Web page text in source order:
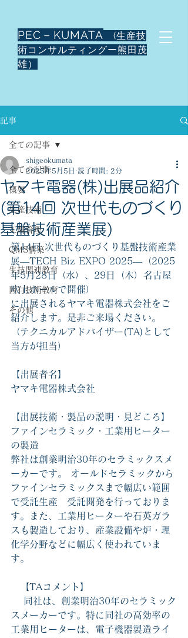
PEC－KUMATA
(生産技
術コンサルティングー熊田茂
雄）
記事
全ての記事
概要
生産技術
工場管理
QMS構築
生技関連教育
固有技術教育
その他
全ての記事
ヤマキ電器(株)出展品紹介
(第14回 次世代ものづくり
基盤技術産業展)
shigeokumata
2025年5月5日
読了時間: 2分
第14回 次世代ものづくり基盤技術産業
展―TECH Biz EXPO 2025―（2025
年5月28日（水）、29日（木）名古屋
吹上ホールで開催）
に出展されるヤマキ電器株式会社をご
紹介します。是非ご来場ください。
（テクニカルアドバイザー(TA)として
当方が担当）
【出展者名】
ヤマキ電器株式会社
【出展技術・製品の説明・見どころ】
ファインセラミック・工業用ヒーター
の製造
弊社は創業明治30年のセラミックスメ
ーカーです。 オールドセラミックから
ファインセラミックスまで幅広い範囲
で受託生産　受託開発を行っておりま
す。また、工業用ヒーターや石英ガラ
スも製造しており、産業設備や炉・理
化学分野などに幅広く使われていま
す。
【TAコメント】
同社は、創業明治30年のセラミック
スメーカーです。特に同社の高効率の
工業用ヒーターは、電子機器製造ライ